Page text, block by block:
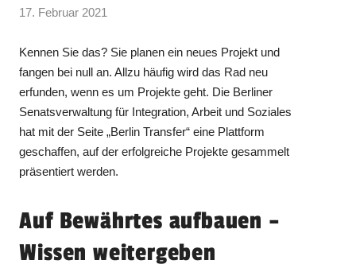
17. Februar 2021
Kennen Sie das? Sie planen ein neues Projekt und
fangen bei null an. Allzu häufig wird das Rad neu
erfunden, wenn es um Projekte geht. Die Berliner
Senatsverwaltung für Integration, Arbeit und Soziales
hat mit der Seite „Berlin Transfer“ eine Plattform
geschaffen, auf der erfolgreiche Projekte gesammelt
präsentiert werden.
Auf Bewährtes aufbauen –
Wissen weitergeben